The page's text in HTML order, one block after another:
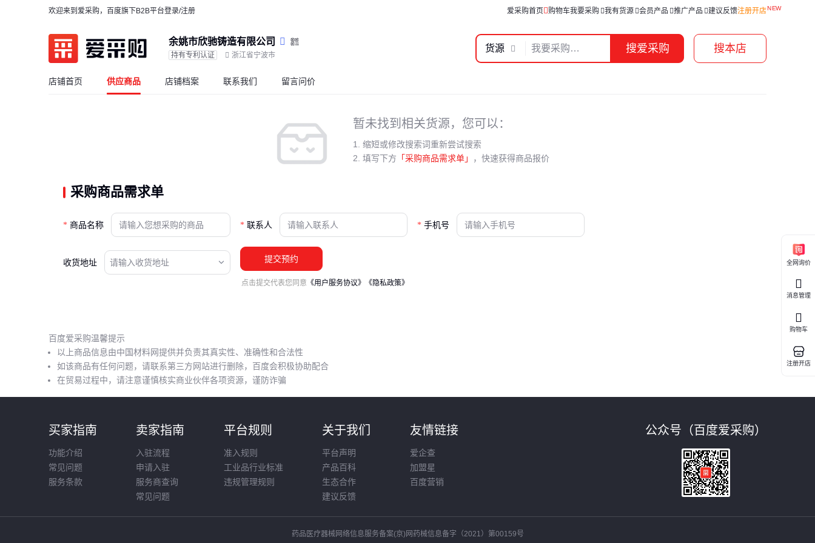
欢迎来到爱采购，百度旗下B2B平台登录/注册 爱采购首页 购物车我要采购 我有货源 会员产品 推广产品 建议反馈注册开店
余姚市欣驰铸造有限公司
持有专利认证 浙江省宁波市
搜爱采购 搜本店
货源
店铺首页 供应商品 店铺档案 联系我们 留言问价
暂未找到相关货源，您可以：
1. 缩短或修改搜索词重新尝试搜索
2. 填写下方 「采购商品需求单」 ，快速获得商品报价
采购商品需求单
商品名称 联系人 手机号
收货地址 提交预约
点击提交代表您同意 《用户服务协议》 《隐私政策》
百度爱采购温馨提示
以上商品信息由中国材料网提供并负责其真实性、准确性和合法性
如该商品有任何问题，请联系第三方网站进行删除，百度会积极协助配合
在贸易过程中，请注意谨慎核实商业伙伴各项资源，谨防诈骗
买家指南
功能介绍
常见问题
服务条款
卖家指南
入驻流程
申请入驻
服务商查询
常见问题
平台规则
准入规则
工业品行业标准
违规管理规则
关于我们
平台声明
产品百科
生态合作
建议反馈
友情链接
爱企查
加盟星
百度营销
公众号（百度爱采购）
药品医疗器械网络信息服务备案(京)网药械信息备字（2021）第00159号
全网询价
消息管理
购物车
注册开店